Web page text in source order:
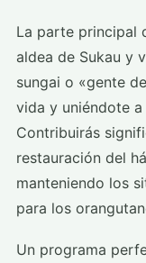
La parte principal
aldea de Sukau y
sungai o «gente
vida y uniéndote
Contribuirás
restauración del
manteniendo los
para los
Un programa